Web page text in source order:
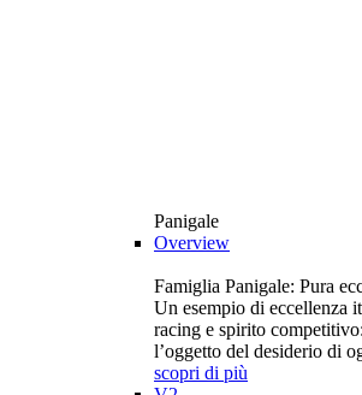
Panigale
Overview
Famiglia Panigale: Pura
Un esempio di eccellenza
racing e spirito
l’oggetto del desiderio di
scopri di più